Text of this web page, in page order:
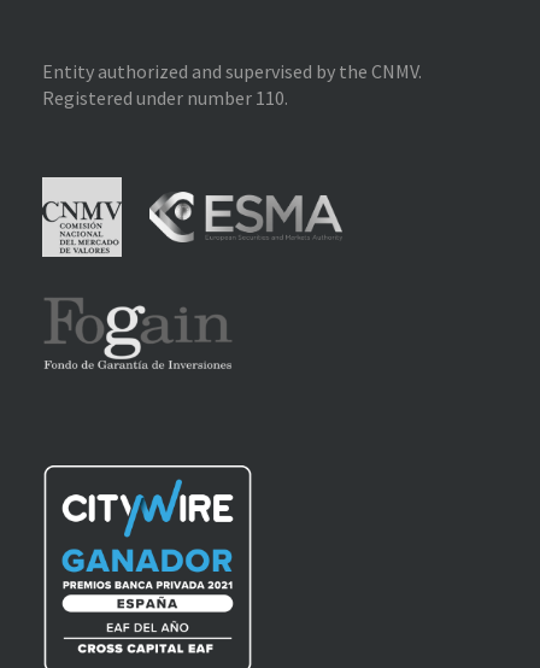
Entity authorized and supervised by the CNMV.
Registered under number 110.